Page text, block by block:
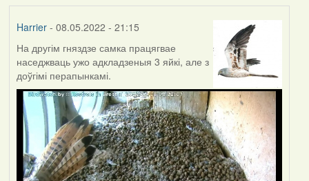
Harrier- 08.05.2022 - 21:15
На другім гняздзе самка працягвае
наседжваць ужо адкладзеныя 3 яйкі, але з
доўгімі перапынкамі.